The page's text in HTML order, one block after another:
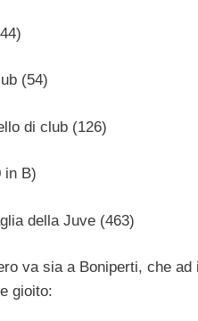
(54)
di club (126)
in B)
della Juve (463)
va sia a Boniperti, che
gioito: